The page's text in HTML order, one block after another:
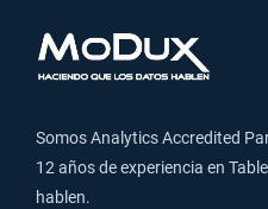
Somos Analytics Accredited
12 años de experiencia en
hablen.